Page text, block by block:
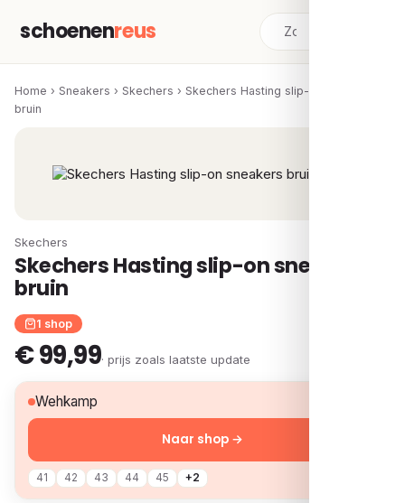
schoenenreus
Home › Sneakers › Skechers › Skechers Hasting slip-on sneakers
bruin
Skechers
Skechers Hasting slip-on sneakers
bruin
1 shop
€ 99,99· prijs zoals laatste update
Wehkamp
41 42 43 44 45 +2
Naar shop →